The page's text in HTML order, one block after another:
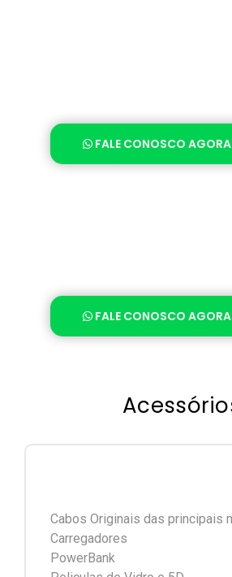
FALE CONOSCO
FALE CONOSCO
Cabos Originais das principais
Carregadores
PowerBank